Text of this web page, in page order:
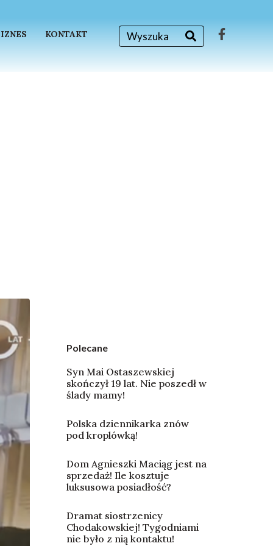
KONTAKT
Polecane
Syn Mai Ostaszewskiej
skończył 19 lat. Nie poszedł w
ślady mamy!
Polska dziennikarka znów
pod kroplówką!
Dom Agnieszki Maciąg jest na
sprzedaż! Ile kosztuje
luksusowa posiadłość?
Dramat siostrzenicy
Chodakowskiej! Tygodniami
nie było z nią kontaktu!